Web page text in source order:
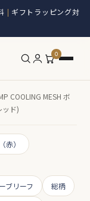
| ギフトラッピング対
0
COOLING MESH ボ
ッド)
赤）
ブリーフ 総柄